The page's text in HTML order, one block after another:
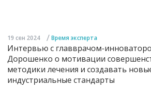
19 сен 2024 / Время эксперта
Интервью с главврачом-
Дорошенко о мотивации
методики лечения и создавать
индустриальные стандарты